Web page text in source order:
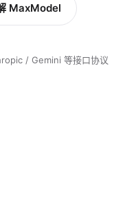
MaxModel
/ Gemini 等接口协议